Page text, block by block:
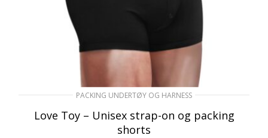
PACKING UNDERTØY OG HARNESS
Love Toy – Unisex strap-on og packing
shorts